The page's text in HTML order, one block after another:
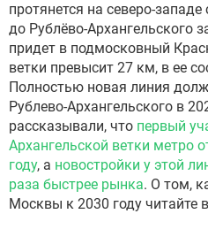
протянется на северо-
до Рублёво-Архангельского
придет в подмосковный
ветки превысит 27 км, в ее
Полностью новая линия
Рублево-Архангельского в
рассказывали, что первый
Архангельской ветки метро
году, а новостройки у этой
раза быстрее рынка. О том,
Москвы к 2030 году читайте